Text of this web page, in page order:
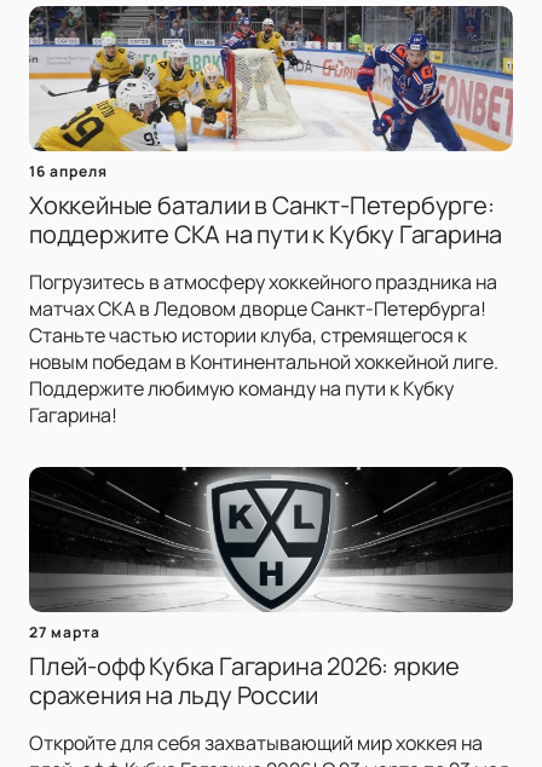
16 апреля
Хоккейные баталии в Санкт-Петербурге:
поддержите СКА на пути к Кубку Гагарина
Погрузитесь в атмосферу хоккейного праздника на
матчах СКА в Ледовом дворце Санкт-Петербурга!
Станьте частью истории клуба, стремящегося к
новым победам в Континентальной хоккейной лиге.
Поддержите любимую команду на пути к Кубку
Гагарина!
27 марта
Плей-офф Кубка Гагарина 2026: яркие
сражения на льду России
Откройте для себя захватывающий мир хоккея на